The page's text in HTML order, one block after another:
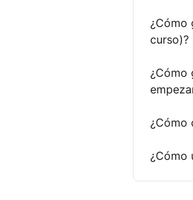
¿Cómo
curso)?
¿Cómo
¿Cómo
¿Cómo